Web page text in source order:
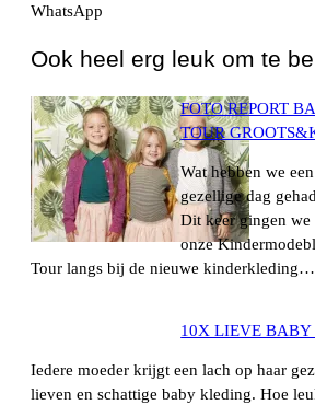
WhatsApp
Ook heel erg leuk om te
FOTO REPORT
TOUR
Wat hebben we
gezellige dag
Dit keer gingen we
onze
Tour langs bij de nieuwe kinderkleding…
10X LIEVE BABY
Iedere moeder krijgt een lach op haar
lieven en schattige baby kleding. Hoe